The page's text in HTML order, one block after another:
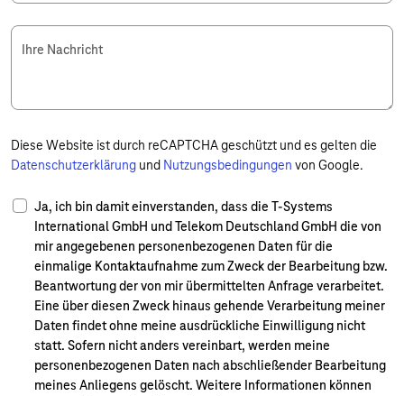
Ihre Nachricht
Diese Website ist durch reCAPTCHA geschützt und es gelten die
Datenschutzerklärung und Nutzungsbedingungen von Google.
Ja, ich bin damit einverstanden, dass die T-Systems
International GmbH und Telekom Deutschland GmbH die von
mir angegebenen personenbezogenen Daten für die
einmalige Kontaktaufnahme zum Zweck der Bearbeitung bzw.
Beantwortung der von mir übermittelten Anfrage verarbeitet.
Eine über diesen Zweck hinaus gehende Verarbeitung meiner
Daten findet ohne meine ausdrückliche Einwilligung nicht
statt. Sofern nicht anders vereinbart, werden meine
personenbezogenen Daten nach abschließender Bearbeitung
meines Anliegens gelöscht. Weitere Informationen können